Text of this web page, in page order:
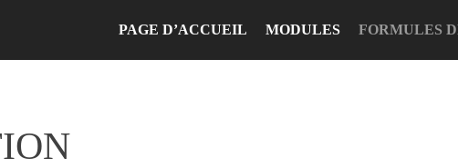
PAGE D’ACCUEIL MODULES FORMULES